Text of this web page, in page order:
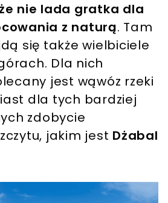
nie lada gratka dla
z naturą. Tam
się także wielbiciele
Dla nich
jest wąwóz rzeki
dla tych bardziej
zdobycie
jakim jest Dżabal